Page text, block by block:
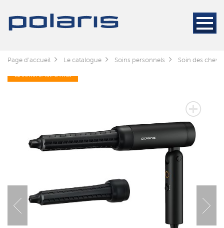
Page d'accueil Le catalogue Soins personnels Soin des
GARANTIE DE 3 ANS